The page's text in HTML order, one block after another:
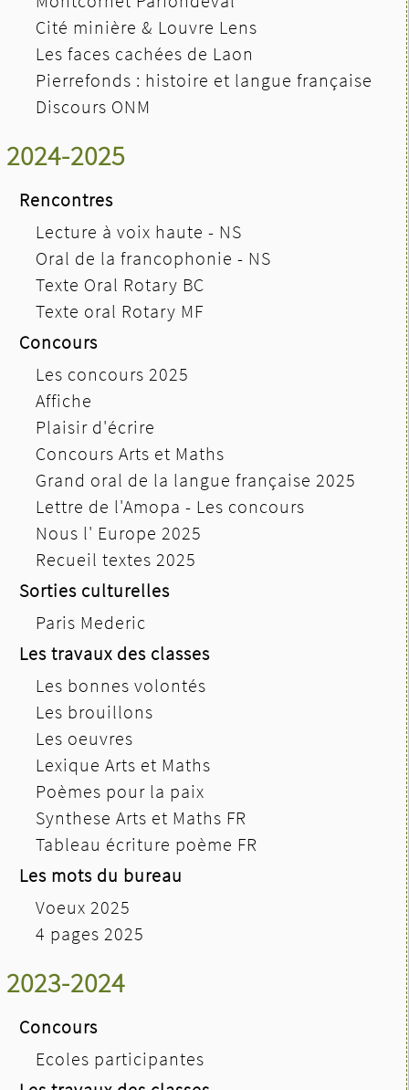
Cité minière & Louvre Lens
Les faces cachées de Laon
Pierrefonds : histoire et langue française
Discours ONM
2024-2025
Rencontres
Lecture à voix haute - NS
Oral de la francophonie - NS
Texte Oral Rotary BC
Texte oral Rotary MF
Concours
Les concours 2025
Affiche
Plaisir d'écrire
Concours Arts et Maths
Grand oral de la langue française 2025
Lettre de l'Amopa - Les concours
Nous l' Europe 2025
Recueil textes 2025
Sorties culturelles
Paris Mederic
Les travaux des classes
Les bonnes volontés
Les brouillons
Les oeuvres
Lexique Arts et Maths
Poèmes pour la paix
Synthese Arts et Maths FR
Tableau écriture poème FR
Les mots du bureau
Voeux 2025
4 pages 2025
2023-2024
Concours
Ecoles participantes